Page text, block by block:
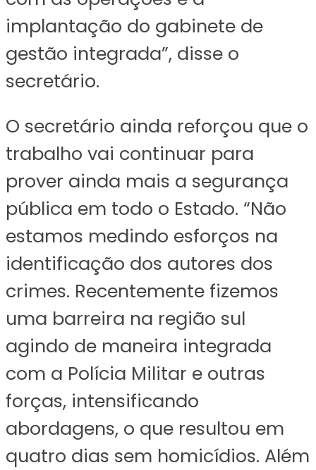
implantação do gabinete de
gestão integrada”, disse o
secretário.
O secretário ainda reforçou que o
trabalho vai continuar para
prover ainda mais a segurança
pública em todo o Estado. “Não
estamos medindo esforços na
identificação dos autores dos
crimes. Recentemente fizemos
uma barreira na região sul
agindo de maneira integrada
com a Polícia Militar e outras
forças, intensificando
abordagens, o que resultou em
quatro dias sem homicídios. Além